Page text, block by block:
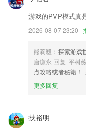
社区上线搜索，想要的表情
订单详情新增商品推荐
群发短信功能完善；
以上就是酷游app网站的
进行打分评论，说出您的
游戏的PVP模式真
2026-08-07 23:20
熊莉毅 ：探索游戏
唐谦永 回复 平树
点攻略或者秘籍！
更多回复
扶裕明